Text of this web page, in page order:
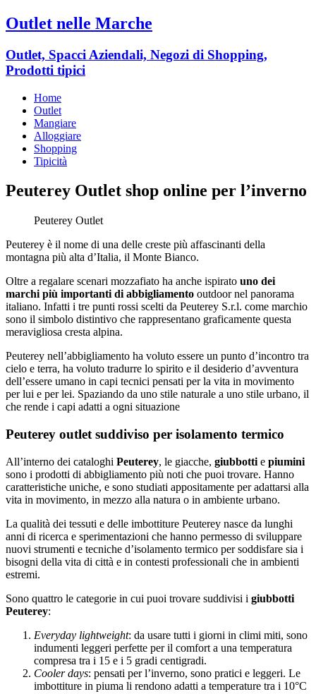
Outlet nelle Marche
Outlet, Spacci Aziendali, Negozi di Shopping,
Prodotti tipici
Home
Outlet
Mangiare
Alloggiare
Shopping
Tipicità
Peuterey Outlet shop online per l’inverno
Peuterey Outlet
Peuterey è il nome di una delle creste più affascinanti della
montagna più alta d’Italia, il Monte Bianco.
Oltre a regalare scenari mozzafiato ha anche ispirato uno dei
marchi più importanti di abbigliamento outdoor nel panorama
italiano. Infatti i tre punti rossi scelti da Peuterey S.r.l. come marchio
sono il simbolo distintivo che rappresentano graficamente questa
meravigliosa cresta alpina.
Peuterey nell’abbigliamento ha voluto essere un punto d’incontro tra
cielo e terra, ha voluto tradurre lo spirito e il desiderio d’avventura
dell’essere umano in capi tecnici pensati per la vita in movimento
per lui e per lei. Spaziando da uno stile naturale a uno stile urbano, il
che rende i capi adatti a ogni situazione
Peuterey outlet suddiviso per isolamento termico
All’interno dei cataloghi Peuterey, le giacche, giubbotti e piumini
sono i prodotti di abbigliamento più noti che puoi trovare. Hanno
caratteristiche uniche, e sono studiati appositamente per adattarsi alla
vita in movimento, in mezzo alla natura o in ambiente urbano.
La qualità dei tessuti e delle imbottiture Peuterey nasce da lunghi
anni di ricerca e sperimentazioni che hanno permesso di sviluppare
nuovi strumenti e tecniche d’isolamento termico per soddisfare sia i
bisogni della vita di città e in contesti professionali che in ambienti
estremi.
Sono quattro le categorie in cui puoi trovare suddivisi i giubbotti
Peuterey:
Everyday lightweight: da usare tutti i giorni in climi miti, sono
indumenti leggeri perfette per il comfort a una temperatura
compresa tra i 15 e i 5 gradi centigradi.
Cooler days: pensati per l’inverno, sono pratici e leggeri. Le
imbottiture in piuma li rendono adatti a temperature tra i 10°C